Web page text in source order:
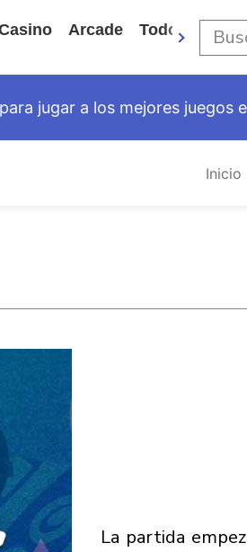
Arcade Todos Los
jugar a los mejores juegos
Inicio
la partida empezará